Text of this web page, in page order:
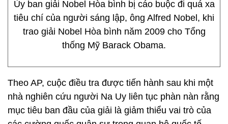
Ủy ban giải Nobel Hòa bình bị cáo buộc đi quá xa
tiêu chí của người sáng lập, ông Alfred Nobel, khi
trao giải Nobel Hòa bình năm 2009 cho Tổng
thống Mỹ Barack Obama.
Theo AP, cuộc điều tra được tiến hành sau khi một
nhà nghiên cứu người Na Uy liên tục phàn nàn rằng
mục tiêu ban đầu của giải là giảm thiểu vai trò của